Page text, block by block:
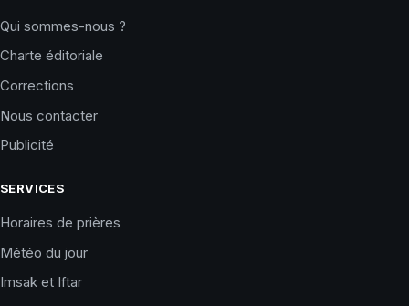
Qui sommes-nous ?
Charte éditoriale
Corrections
Nous contacter
Publicité
SERVICES
Horaires de prières
Météo du jour
Imsak et Iftar